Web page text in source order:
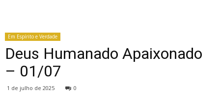
Em Espírito e Verdade
Deus Humanado Apaixonado
– 01/07
1 de julho de 2025 0